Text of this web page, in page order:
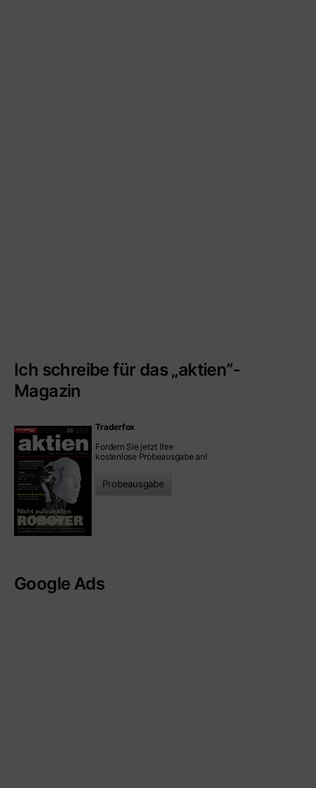
Ich schreibe für das „aktien”-
Magazin
Traderfox
Fordern Sie jetzt Ihre
kostenlose Probeausgabe an!
Probeausgabe
Google Ads